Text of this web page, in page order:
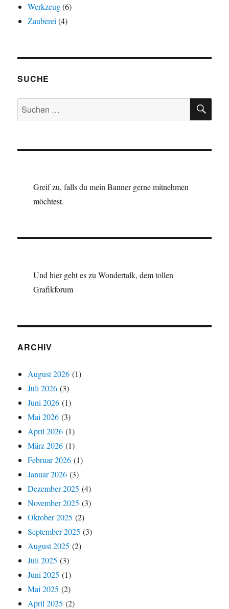
Werkzeug(6)
Zauberei (4)
SUCHE
Suchen
nach:
Greif zu, falls du mein Banner gerne mitnehmen
möchtest.
Und hier geht es zu Wondertalk, dem tollen
Grafikforum
ARCHIV
August 2026 (1)
Juli 2026 (3)
Juni 2026 (1)
Mai 2026 (3)
April 2026 (1)
März 2026 (1)
Februar 2026 (1)
Januar 2026 (3)
Dezember 2025 (4)
November 2025 (3)
Oktober 2025 (2)
September 2025 (3)
August 2025 (2)
Juli 2025 (3)
Juni 2025 (1)
Mai 2025 (2)
April 2025 (2)